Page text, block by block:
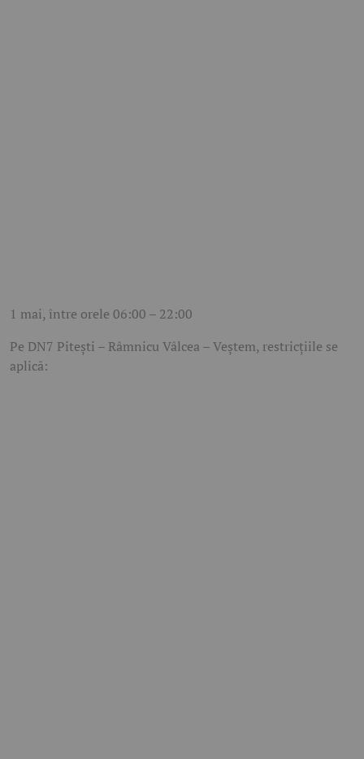
1 mai, între orele 06:00 – 22:00
Pe DN7 Pitești – Râmnicu Vâlcea – Veștem, restricțiile se
aplică: